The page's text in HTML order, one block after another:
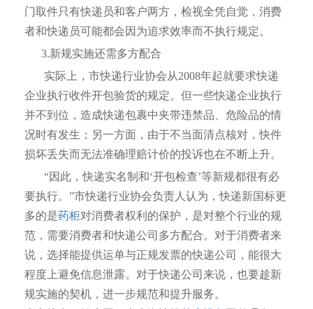
门取件只有快递员和客户两方，检视全凭自觉，消费
者和快递员可能都会因为追求效率而不执行规定。
3.新规实施还需多方配合
实际上，市快递行业协会从2008年起就要求快递
企业执行收件开包验货的规定。但一些快递企业执行
并不到位，造成快递包裹中夹带违禁品、危险品的情
况时有发生；另一方面，由于不当面清点核对，快件
损坏丢失而无法准确理赔计价的投诉也在不断上升。
“因此，快递实名制和‘开包检查’等新规都很有必
要执行。”市快递行业协会负责人认为，快递新国标更
多的是药柜对消费者权利的保护，是对整个行业的规
范，需要消费者和快递公司多方配合。对于消费者来
说，选择能提供运单与正规发票的快递公司，能很大
程度上避免信息泄露。对于快递公司来说，也要趁新
规实施的契机，进一步规范和提升服务。